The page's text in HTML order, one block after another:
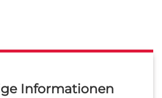
Informationen